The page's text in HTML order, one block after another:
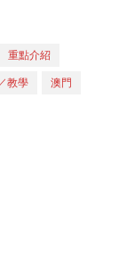
重點介紹
教學
澳門